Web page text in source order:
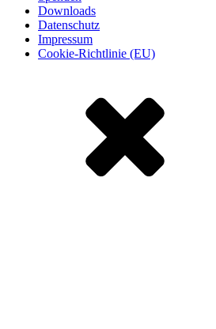
Downloads
Datenschutz
Impressum
Cookie-Richtlinie (EU)